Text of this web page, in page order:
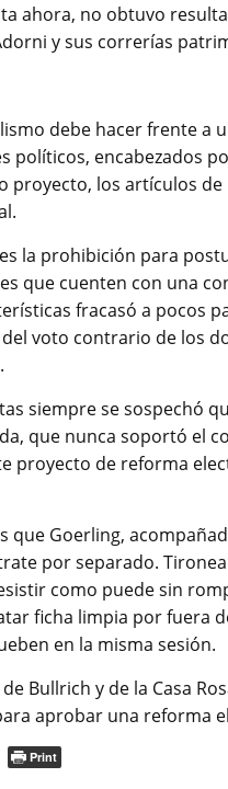
ahora, no obtuvo
y sus correrías
debe hacer frente
políticos, encabezados
proyecto, los artículos
la prohibición para
que cuenten con una
fracasó a pocos
voto contrario de los
siempre se sospechó
que nunca soportó el
proyecto de reforma
que Goerling,
por separado.
como puede sin
ficha limpia por fuera
en la misma sesión.
Bullrich y de la Casa
aprobar una reforma
Print